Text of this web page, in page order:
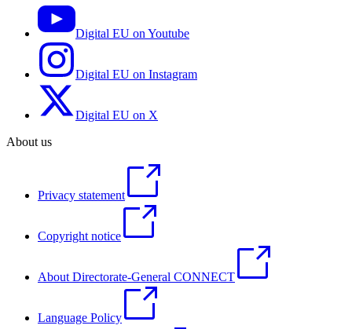
Digital EU on Youtube
Digital EU on Instagram
Digital EU on X
About us
Privacy statement
Copyright notice
About Directorate-General CONNECT
Language Policy